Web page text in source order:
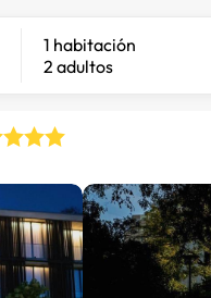
1 habitación
2 adultos